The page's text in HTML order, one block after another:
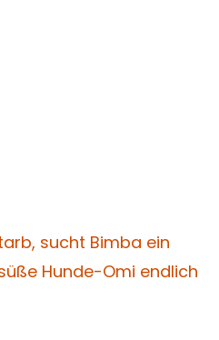
sucht Bimba ein
Hunde-Omi endlich